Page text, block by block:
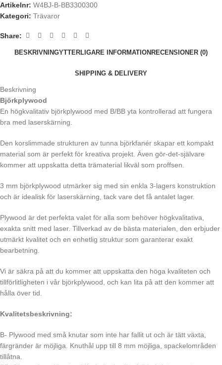
Artikelnr: W4BJ-B-BB3300300
Kategori: Trävaror
Share:
BESKRIVNINGYTTERLIGARE INFORMATION RECENSIONER (0)
SHIPPING & DELIVERY
Beskrivning
Björkplywood
En högkvalitativ björkplywood med B/BB yta kontrollerad att fungera
bra med laserskärning.
Den korslimmade strukturen av tunna björkfanér skapar ett kompakt
material som är perfekt för kreativa projekt. Även gör-det-självare
kommer att uppskatta detta trämaterial likväl som proffsen.
3 mm björkplywood utmärker sig med sin enkla 3-lagers konstruktion
och är idealisk för laserskärning, tack vare det få antalet lager.
Plywood är det perfekta valet för alla som behöver högkvalitativa,
exakta snitt med laser. Tillverkad av de bästa materialen, den erbjuder
utmärkt kvalitet och en enhetlig struktur som garanterar exakt
bearbetning.
Vi är säkra på att du kommer att uppskatta den höga kvaliteten och
tillförlitligheten i vår björkplywood, och kan lita på att den kommer att
hålla över tid.
Kvalitetsbeskrivning:
B- Plywood med små knutar som inte har fallit ut och är tätt växta,
färgränder är möjliga. Knuthål upp till 8 mm möjliga, spackelområden
tillåtna.